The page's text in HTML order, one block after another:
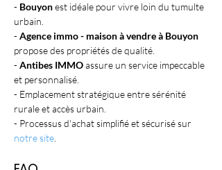
- Bouyon est idéale pour vivre loin du tumulte
urbain.
- Agence immo - maison à vendre à Bouyon
propose des propriétés de qualité.
- Antibes IMMO assure un service impeccable
et personnalisé.
- Emplacement stratégique entre sérénité
rurale et accès urbain.
- Processus d'achat simplifié et sécurisé sur
notre site